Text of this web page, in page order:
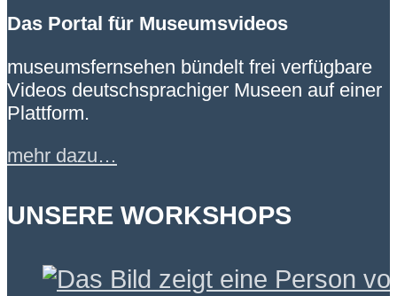
Das Portal für Museumsvideos
museumsfernsehen bündelt frei verfügbare
Videos deutschsprachiger Museen auf einer
Plattform.
mehr dazu…
UNSERE WORKSHOPS